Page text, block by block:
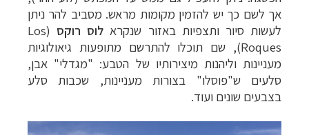
אך לשם כך יש להזמין מקומות מראש. מסביב להר ניתן
לעשות סיור ותצפיות באזור שנקרא לוס רוקס (
Los
Roques), שם תוכלו להתרשם מתופעות גיאולוגיות
מעניינות וליהנות מיצירותיו של הטבע: "מגדלי" אבן,
סלעים ש"פוסלו" בצורות מעניינות, שכבות סלע
בצבעים שונים ועוד.